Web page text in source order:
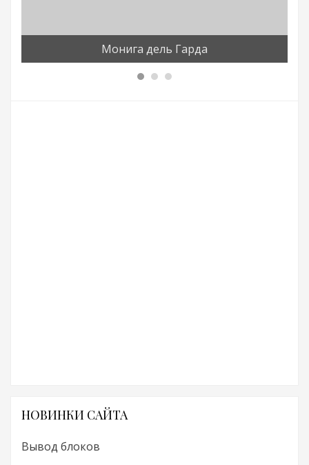
Монига дель Гарда
НОВИНКИ САЙТА
Вывод блоков